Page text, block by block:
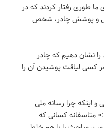
ما طوری رفتار کردند که در
و پوشش چادر، شخص
نشان دهیم که چادر
کسی لیاقت پوشیدن آن را
اینکه چرا رسانه ملی
متاسفانه کسانی که